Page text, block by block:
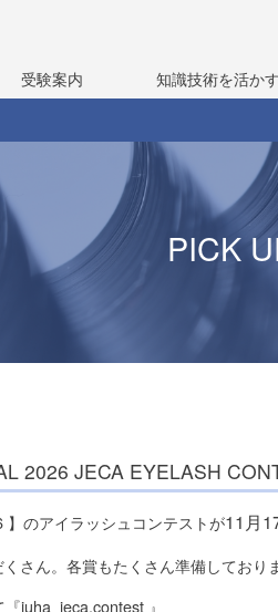
受験案内 知識技術を活かす
PICK
2026 JECA EYELASH
のアイラッシュコンテストが11月
さん。各賞もたくさん準備しており
juha_jeca.contest 』